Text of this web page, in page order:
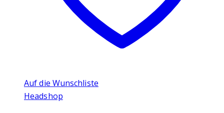
Auf die Wunschliste
Headshop